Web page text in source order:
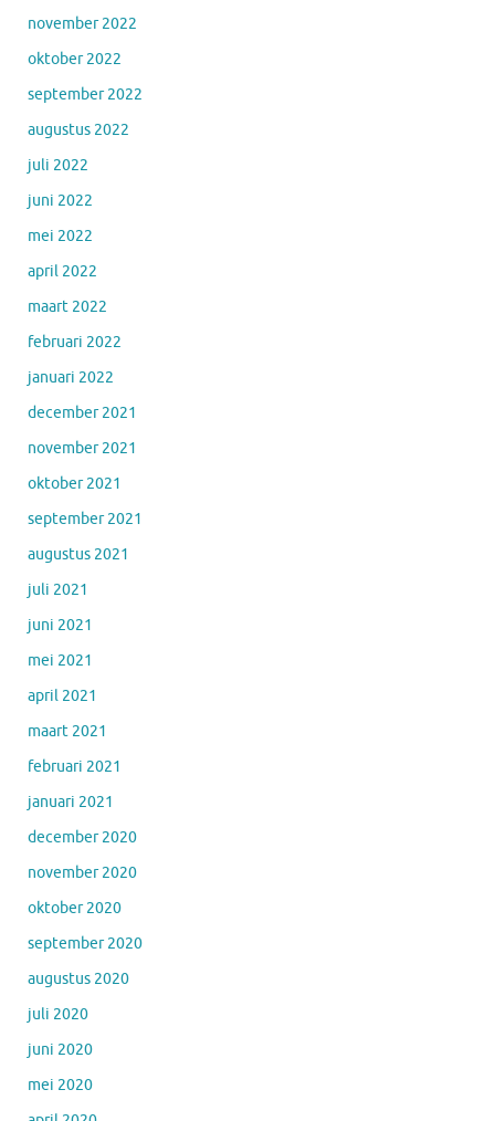
november 2022
oktober 2022
september 2022
augustus 2022
juli 2022
juni 2022
mei 2022
april 2022
maart 2022
februari 2022
januari 2022
december 2021
november 2021
oktober 2021
september 2021
augustus 2021
juli 2021
juni 2021
mei 2021
april 2021
maart 2021
februari 2021
januari 2021
december 2020
november 2020
oktober 2020
september 2020
augustus 2020
juli 2020
juni 2020
mei 2020